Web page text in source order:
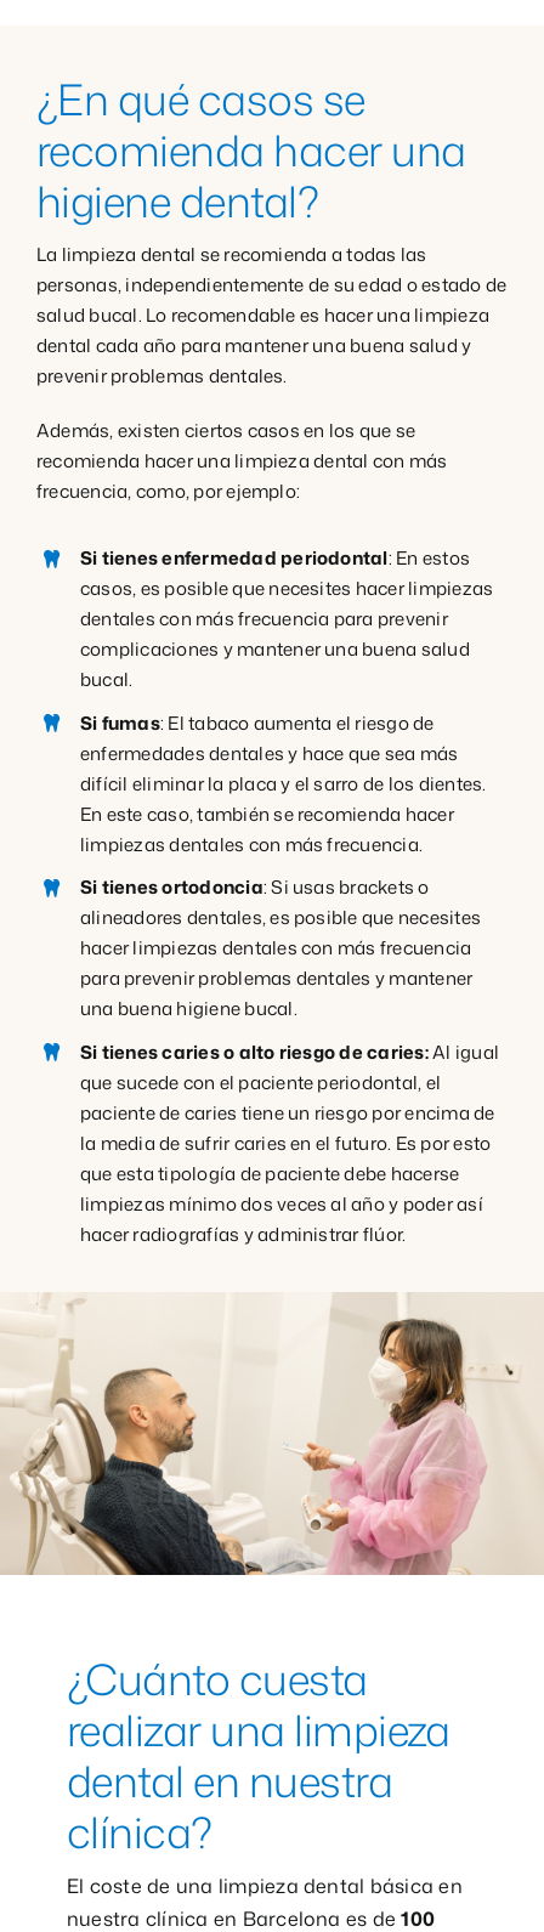
¿En qué casos se
recomienda hacer una
higiene dental?
La limpieza dental se recomienda a todas las
personas, independientemente de su edad o estado de
salud bucal. Lo recomendable es hacer una limpieza
dental cada año para mantener una buena salud y
prevenir problemas dentales.
Además, existen ciertos casos en los que se
recomienda hacer una limpieza dental con más
frecuencia, como, por ejemplo:
Si tienes enfermedad periodontal: En estos
casos, es posible que necesites hacer limpiezas
dentales con más frecuencia para prevenir
complicaciones y mantener una buena salud
bucal.
Si fumas: El tabaco aumenta el riesgo de
enfermedades dentales y hace que sea más
difícil eliminar la placa y el sarro de los dientes.
En este caso, también se recomienda hacer
limpiezas dentales con más frecuencia.
Si tienes ortodoncia: Si usas brackets o
alineadores dentales, es posible que necesites
hacer limpiezas dentales con más frecuencia
para prevenir problemas dentales y mantener
una buena higiene bucal.
Si tienes caries o alto riesgo de caries:Al igual
que sucede con el paciente periodontal, el
paciente de caries tiene un riesgo por encima de
la media de sufrir caries en el futuro. Es por esto
que esta tipología de paciente debe hacerse
limpiezas mínimo dos veces al año y poder así
hacer radiografías y administrar flúor.
¿Cuánto cuesta
realizar una limpieza
dental en nuestra
clínica?
El coste de una limpieza dental básica en
nuestra clínica en Barcelona es de100